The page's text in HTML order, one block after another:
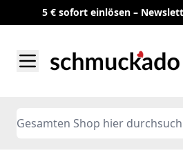
5 € sofort einlösen –
Search